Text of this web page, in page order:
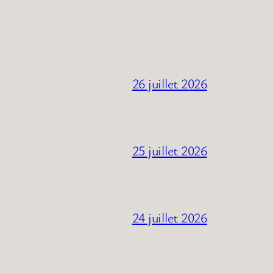
26 juillet 2026
25 juillet 2026
24 juillet 2026